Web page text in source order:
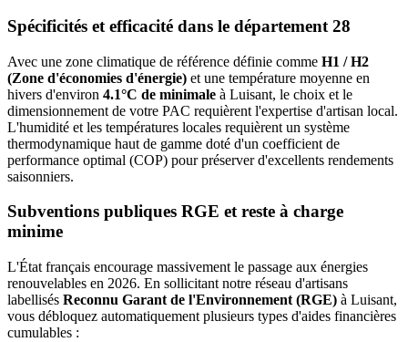
Spécificités et efficacité dans le département 28
Avec une zone climatique de référence définie comme H1 / H2
(Zone d'économies d'énergie) et une température moyenne en
hivers d'environ 4.1°C de minimale à Luisant, le choix et le
dimensionnement de votre PAC requièrent l'expertise d'artisan local.
L'humidité et les températures locales requièrent un système
thermodynamique haut de gamme doté d'un coefficient de
performance optimal (COP) pour préserver d'excellents rendements
saisonniers.
Subventions publiques RGE et reste à charge
minime
L'État français encourage massivement le passage aux énergies
renouvelables en 2026. En sollicitant notre réseau d'artisans
labellisés Reconnu Garant de l'Environnement (RGE) à Luisant,
vous débloquez automatiquement plusieurs types d'aides financières
cumulables :